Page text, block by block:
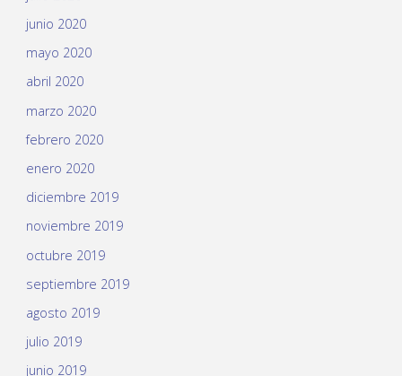
junio 2020
mayo 2020
abril 2020
marzo 2020
febrero 2020
enero 2020
diciembre 2019
noviembre 2019
octubre 2019
septiembre 2019
agosto 2019
julio 2019
junio 2019